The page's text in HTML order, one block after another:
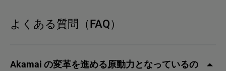
よくある質問（FAQ）
Akamai の変革を進める原動力となっているの